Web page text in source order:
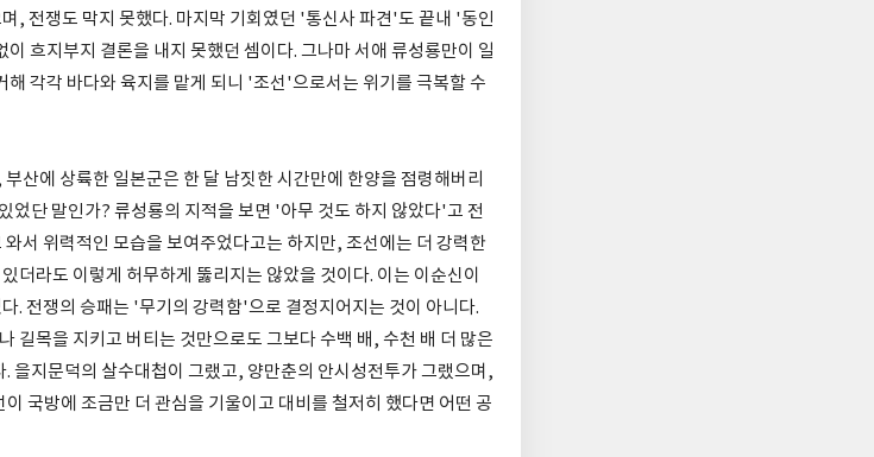
, 전쟁도 막지 못했다. 마지막 기회였던 '통신사 파견'도 끝내 '동인
흐지부지 결론을 내지 못했던 셈이다. 그나마 서애 류성룡만이 일
각각 바다와 육지를 맡게 되니 '조선'으로서는 위기를 극복할 수
산에 상륙한 일본군은 한 달 남짓한 시간만에 한양을 점령해버리
었단 말인가? 류성룡의 지적을 보면 '아무 것도 하지 않았다'고 전
서 위력적인 모습을 보여주었다고는 하지만, 조선에는 더 강력한
더라도 이렇게 허무하게 뚫리지는 않았을 것이다. 이는 이순신이
. 전쟁의 승패는 '무기의 강력함'으로 결정지어지는 것이 아니다.
길목을 지키고 버티는 것만으로도 그보다 수백 배, 수천 배 더 많은
을지문덕의 살수대첩이 그랬고, 양만춘의 안시성전투가 그랬으며,
국방에 조금만 더 관심을 기울이고 대비를 철저히 했다면 어떤 공